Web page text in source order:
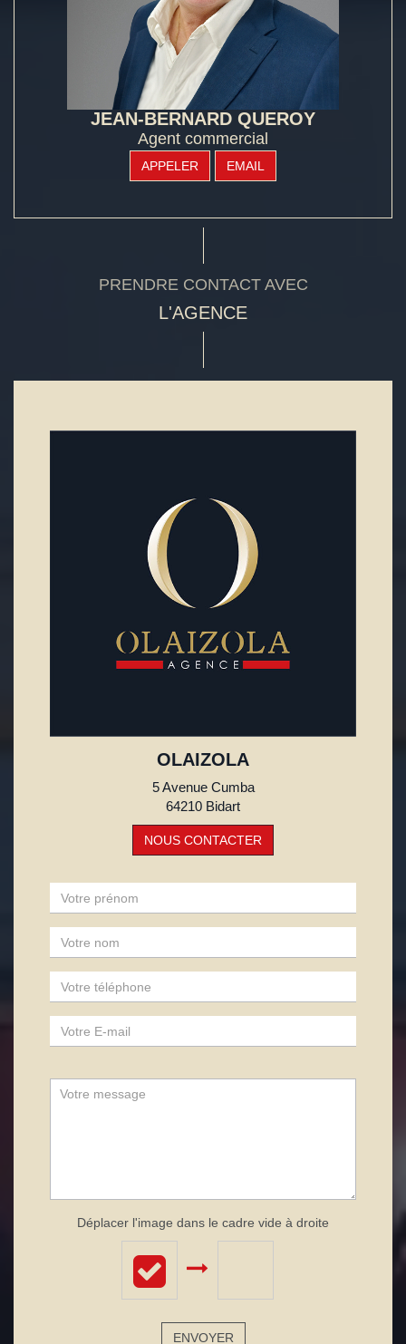
JEAN-BERNARD QUEROY
Agent commercial
APPELER EMAIL
PRENDRE CONTACT AVEC
L'AGENCE
OLAIZOLA
5 Avenue Cumba
64210 Bidart
NOUS CONTACTER
Déplacer l'image dans le cadre vide à droite
ENVOYER